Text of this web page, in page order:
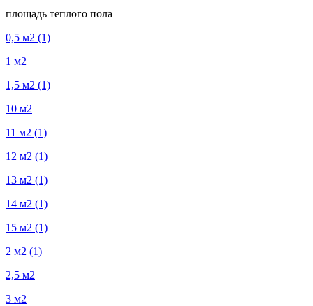
площадь теплого пола
0,5 м2 (1)
1 м2
1,5 м2 (1)
10 м2
11 м2 (1)
12 м2 (1)
13 м2 (1)
14 м2 (1)
15 м2 (1)
2 м2 (1)
2,5 м2
3 м2